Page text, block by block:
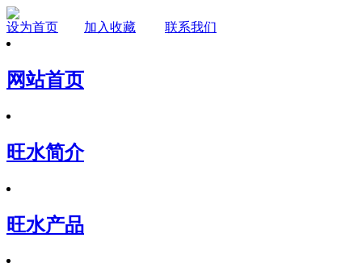
设为首页 加入收藏 联系我们
网站首页
旺水简介
旺水产品